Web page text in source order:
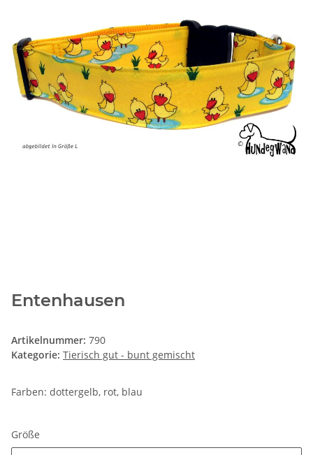
Entenhausen
Artikelnummer: 790
Kategorie: Tierisch gut - bunt gemischt
Farben: dottergelb, rot, blau
Größe